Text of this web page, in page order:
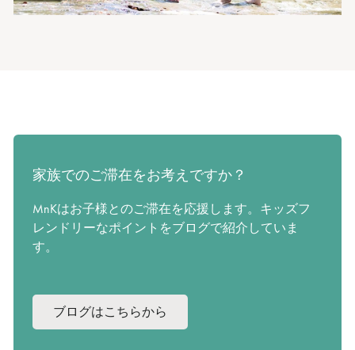
家族でのご滞在をお考えですか？
MnKはお子様とのご滞在を応援します。キッズフ
レンドリーなポイントをブログで紹介していま
す。
ブログはこちらから